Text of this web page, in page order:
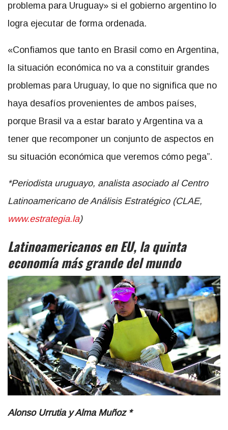
problema para Uruguay» si el gobierno argentino lo
logra ejecutar de forma ordenada.
«Confiamos que tanto en Brasil como en Argentina,
la situación económica no va a constituir grandes
problemas para Uruguay, lo que no significa que no
haya desafíos provenientes de ambos países,
porque Brasil va a estar barato y Argentina va a
tener que recomponer un conjunto de aspectos en
su situación económica que veremos cómo pega”.
*Periodista uruguayo, analista asociado al Centro
Latinoamericano de Análisis Estratégico (CLAE,
www.estrategia.la)
Latinoamericanos en EU, la quinta
economía más grande del mundo
Alonso Urrutia y Alma Muñoz *